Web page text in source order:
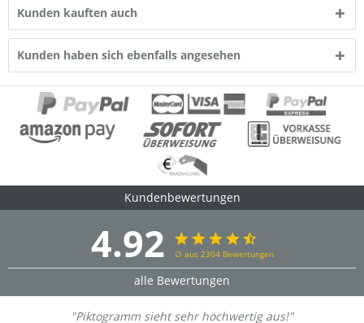
Kunden kauften auch
Kunden haben sich ebenfalls angesehen
Kundenbewertungen
4.92 ∅ aus 2304 Bewertungen
alle Bewertungen
"Piktogramm sieht sehr hochwertig aus!"